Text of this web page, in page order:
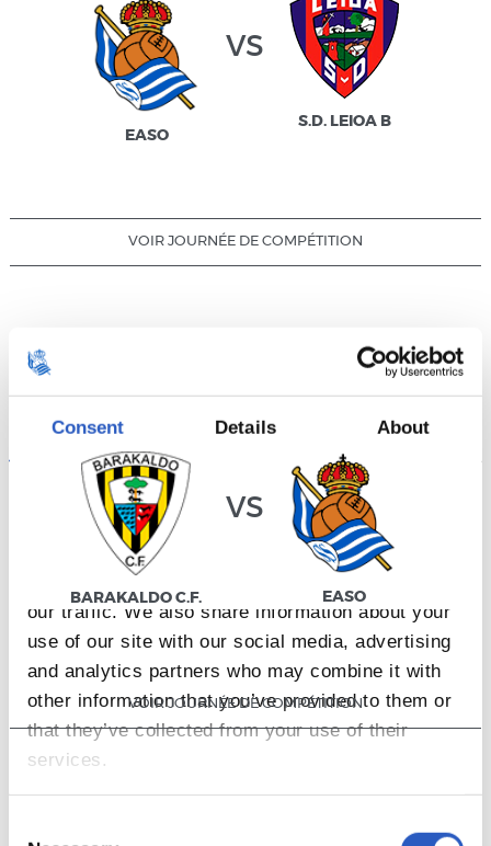
Consent Details About
This website uses cookies
We use cookies to personalise content and ads,
to provide social media features and to analyse
our traffic. We also share information about your
use of our site with our social media, advertising
and analytics partners who may combine it with
other information that you’ve provided to them or
that they’ve collected from your use of their
services.
EASO
vs
S.D. LEIOA B
VOIR JOURNÉE DE COMPÉTITION
JOURNÉE DE COMPÉTITION 16
BARAKALDO C.F.
vs
EASO
VOIR JOURNÉE DE COMPÉTITION